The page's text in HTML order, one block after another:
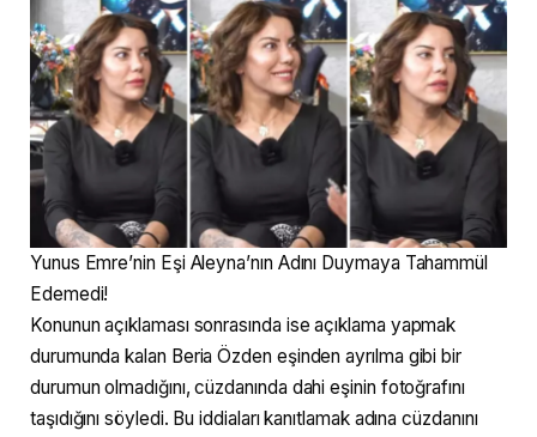
Yunus Emre’nin Eşi Aleyna’nın Adını Duymaya Tahammül
Edemedi!
Konunun açıklaması sonrasında ise açıklama yapmak
durumunda kalan Beria Özden eşinden ayrılma gibi bir
durumun olmadığını, cüzdanında dahi eşinin fotoğrafını
taşıdığını söyledi. Bu iddiaları kanıtlamak adına cüzdanını